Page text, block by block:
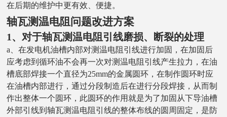
在后期的维护中更有效、便捷。
轴瓦测温电阻问题改进方案
1、对于轴瓦测温电阻引线磨损、断裂的处理
a、在发电机油槽内部对测温电阻引线进行加固，在加固后
应考虑到循环油不会再一次对测温电阻引线产生拉力，在油
槽底部焊接一个直径为25mm的金属圆环，在制作圆环时应
在油槽内部进行，通过分段制造后在进行分段焊接，从而制
作出整体一个圆环，此圆环的作用就是为了加固从下导油槽
外部引线到轴瓦测温电阻引线的整体布线的圆周固定，是防